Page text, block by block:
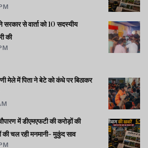
सरकार से वार्ता को 10 सदस्यीय
की
में पिता ने बेटे को कंधे पर बिठाकर
में डीएमएफटी की करोड़ों की
की चल रही मनमानी- मुकुंद साव